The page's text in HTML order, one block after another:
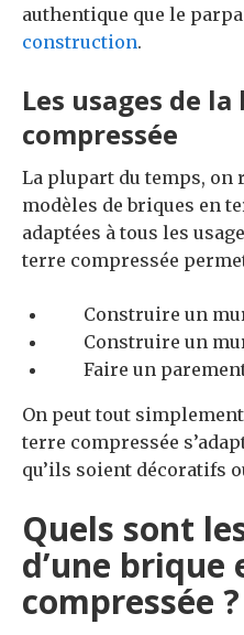
authentique que le
construction.
Les usages de
compressée
La plupart du temps, on
modèles de briques en
adaptées à tous les
terre compressée
Construire un
Construire un
Faire un
On peut tout
terre compressée
qu’ils soient décoratifs
Quels sont
d’une brique
compressée ?